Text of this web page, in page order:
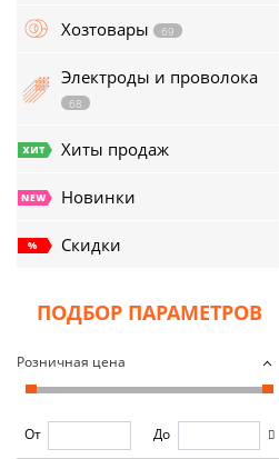
Хиты продаж
Новинки
Хозтовары 69
Электроды и проволока
68
Хиты продаж
Новинки
Скидки
ПОДБОР ПАРАМЕТРОВ
Розничная цена
От До